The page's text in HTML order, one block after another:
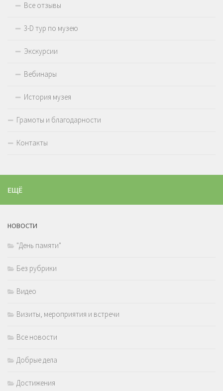
Все отзывы
3-D тур по музею
Экскурсии
Вебинары
История музея
Грамоты и благодарности
Контакты
ЕЩЁ
НОВОСТИ
"День памяти"
Без рубрики
Видео
Визиты, мероприятия и встречи
Все новости
Добрые дела
Достижения